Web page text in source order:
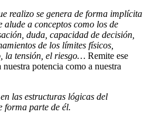
realizo se genera de forma implícita
a conceptos como los de
duda, capacidad de decisión,
de los límites físicos,
la tensión, el riesgo… Remite ese
potencia como a nuestra
las estructuras lógicas del
forma parte de él.